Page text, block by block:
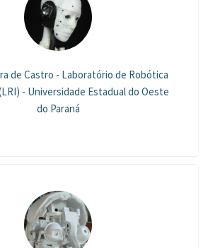
de Castro - Laboratório de Robótica
- Universidade Estadual do Oeste
do Paraná